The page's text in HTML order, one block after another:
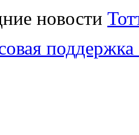
новости
поддержка